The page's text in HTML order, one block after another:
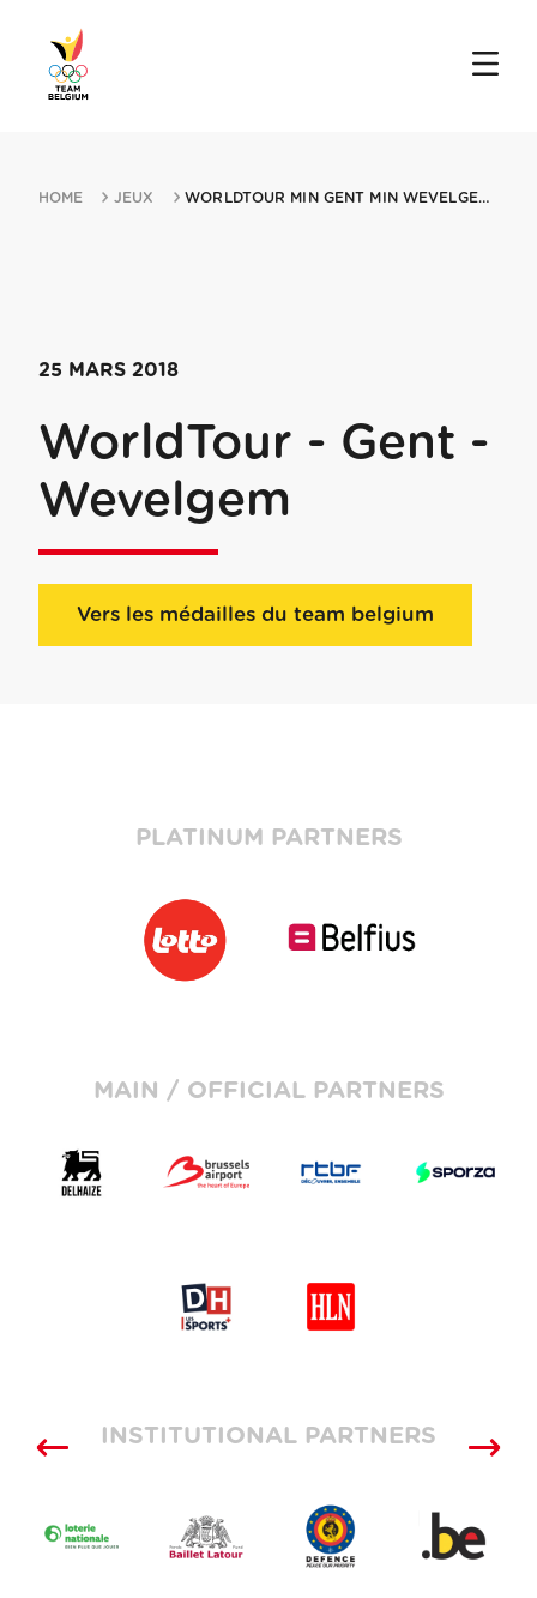
HOME JEUX WORLDTOUR MIN GENT MIN WEVELGEM 25032018 DEINZE
25 MARS 2018
WorldTour - Gent -
Wevelgem
Vers les médailles du team belgium
PLATINUM PARTNERS
MAIN / OFFICIAL PARTNERS
INSTITUTIONAL PARTNERS